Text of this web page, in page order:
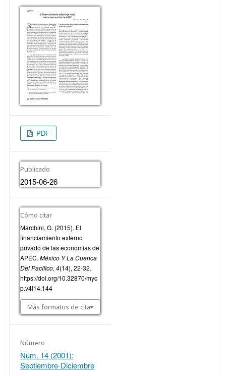
PDF
Publicado
2015-06-26
Cómo citar
Marchini, G. (2015). El
financiamiento externo
privado de las economías de
APEC. México Y La Cuenca
Del Pacífico, 4(14), 22-32.
https://doi.org/10.32870/myc
p.v4i14.144
Más formatos de cita
Número
Núm. 14 (2001):
Septiembre-Diciembre